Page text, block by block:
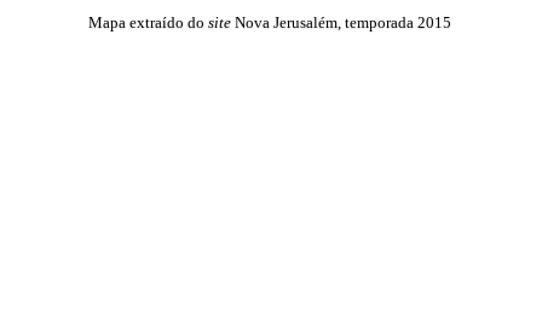
Mapa extraído do site Nova Jerusalém, temporada 2015